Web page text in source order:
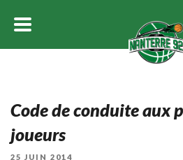
Code de conduite aux
joueurs
PUBLIÉ
25 JUIN 2014